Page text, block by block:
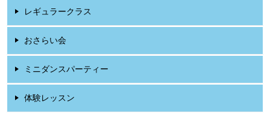
レギュラークラス
おさらい会
ミニダンスパーティー
体験レッスン